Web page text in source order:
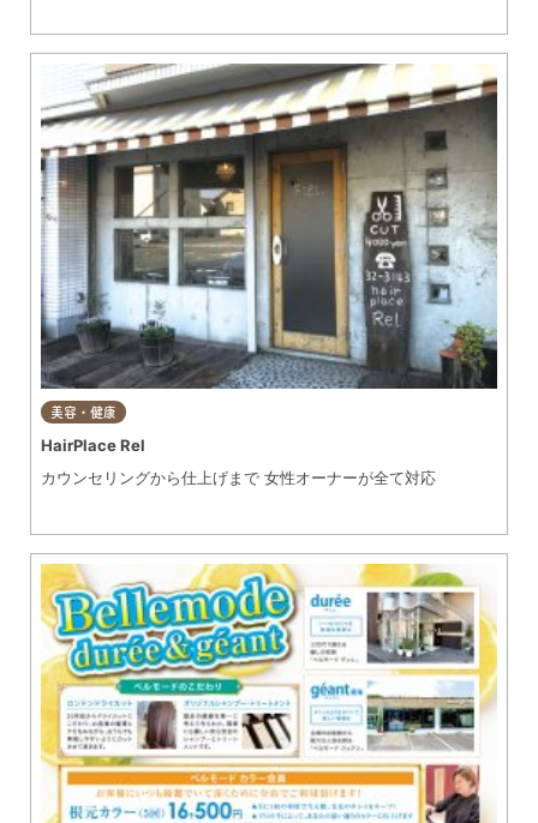
美容・健康
HairPlace Rel
カウンセリングから仕上げまで 女性オーナーが全て対応